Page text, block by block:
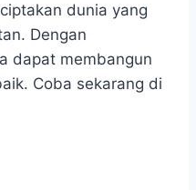
dunia yang
Dengan
dapat membangun
Coba sekarang di